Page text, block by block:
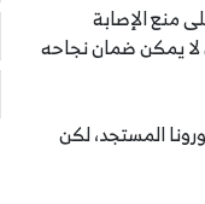
منع الإصابة
لا يمكن ضمان نجاحه
المستجد، لكن